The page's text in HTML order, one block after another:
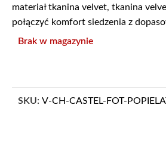
materiał tkanina velvet, tkanina
połączyć komfort siedzenia z
Brak w magazynie
SKU: V-CH-CASTEL-FOT-